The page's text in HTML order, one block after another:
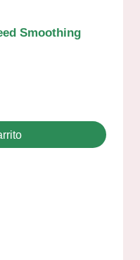
Smoothing